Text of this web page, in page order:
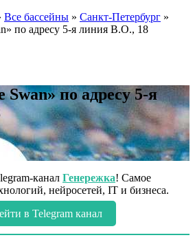
Все бассейны » Санкт-Петербург »
по адресу 5-я линия В.О., 18
по адресу 5-я
канал Генережка! Самое
нейросетей, IT и бизнеса.
в Telegram канал